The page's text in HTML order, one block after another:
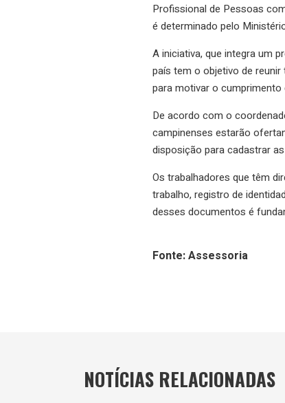
Profissional de Pessoas
é determinado pelo
A iniciativa, que integra um
país tem o objetivo de
para motivar o cumprimento
De acordo com o
campinenses estarão
disposição para cadastrar
Os trabalhadores que têm
trabalho, registro de
desses documentos é
Fonte: Assessoria
NOTÍCIAS RELACIONADAS